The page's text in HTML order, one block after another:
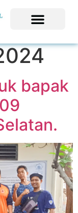
bapak